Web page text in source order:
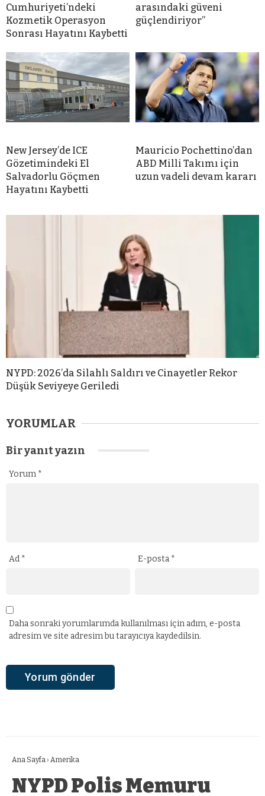
Cumhuriyeti’ndeki
Kozmetik Operasyon
Sonrası Hayatını Kaybetti
arasındaki güveni
güçlendiriyor”
New Jersey’de ICE
Gözetimindeki El
Salvadorlu Göçmen
Hayatını Kaybetti
Mauricio Pochettino’dan
ABD Milli Takımı için
uzun vadeli devam kararı
NYPD: 2026’da Silahlı Saldırı ve Cinayetler Rekor
Düşük Seviyeye Geriledi
YORUMLAR
Bir yanıt yazın
Yorum *
Ad * E-posta *
Daha sonraki yorumlarımda kullanılması için adım, e-posta
adresim ve site adresim bu tarayıcıya kaydedilsin.
Ana Sayfa › Amerika
NYPD Polis Memuru